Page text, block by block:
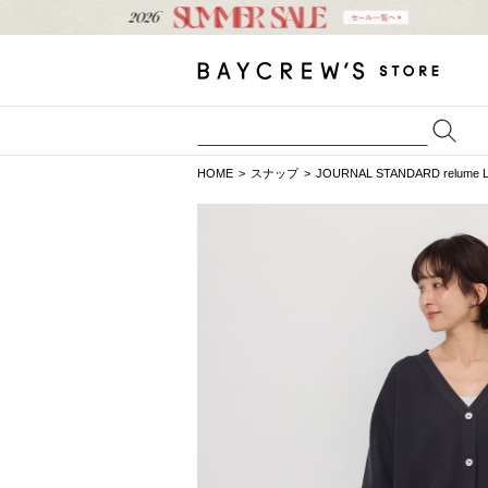
HOME スナップ JOURNAL STANDARD relume